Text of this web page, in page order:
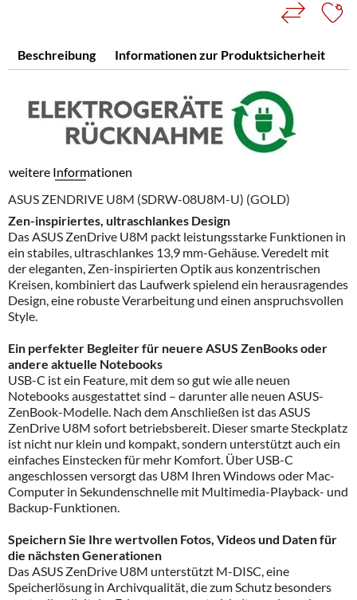
Beschreibung Informationen zur Produktsicherheit
weitere Informationen
ASUS ZENDRIVE U8M (SDRW-08U8M-U) (GOLD)
Zen-inspiriertes, ultraschlankes Design
Das ASUS ZenDrive U8M packt leistungsstarke Funktionen in
ein stabiles, ultraschlankes 13,9 mm-Gehäuse. Veredelt mit
der eleganten, Zen-inspirierten Optik aus konzentrischen
Kreisen, kombiniert das Laufwerk spielend ein herausragendes
Design, eine robuste Verarbeitung und einen anspruchsvollen
Style.
Ein perfekter Begleiter für neuere ASUS ZenBooks oder
andere aktuelle Notebooks
USB-C ist ein Feature, mit dem so gut wie alle neuen
Notebooks ausgestattet sind – darunter alle neuen ASUS-
ZenBook-Modelle. Nach dem Anschließen ist das ASUS
ZenDrive U8M sofort betriebsbereit. Dieser smarte Steckplatz
ist nicht nur klein und kompakt, sondern unterstützt auch ein
einfaches Einstecken für mehr Komfort. Über USB-C
angeschlossen versorgt das U8M Ihren Windows oder Mac-
Computer in Sekundenschnelle mit Multimedia-Playback- und
Backup-Funktionen.
Speichern Sie Ihre wertvollen Fotos, Videos und Daten für
die nächsten Generationen
Das ASUS ZenDrive U8M unterstützt M-DISC, eine
Speicherlösung in Archivqualität, die zum Schutz besonders